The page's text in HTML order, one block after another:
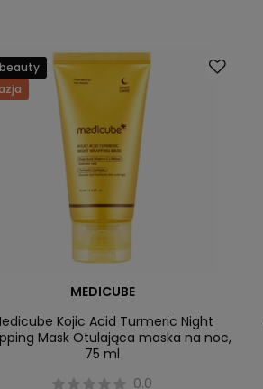
MEDICUBE
Kojic Acid Turmeric Night
Mask Otulająca maska na noc,
75 ml
0.0